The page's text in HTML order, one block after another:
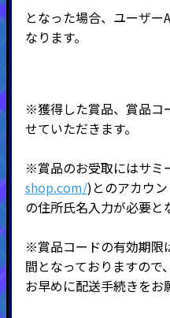
となった場合、ユーザー
なります。
※獲得した賞品、賞品コ
せていただきます。
※賞品のお受取にはサミ
shop.com/)とのアカウ
の住所氏名入力が必要と
※賞品コードの有効期限
間となっておりますので
お早めに配送手続きをお